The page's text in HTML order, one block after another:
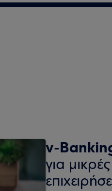
v-
για